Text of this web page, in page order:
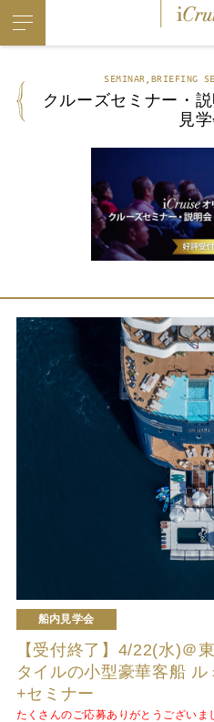
SEMINAR,BRIEFING
クルーズセミナー・
見
船内見学会
【受付終了】4/22(水)＠
タイルの小型豪華客船
+セミナー
たくさんのご応募ありがとうございま